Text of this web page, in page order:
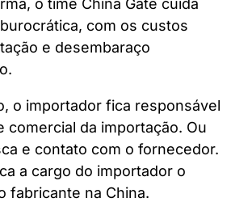
o time China Gate cuida
com os custos
e desembaraço
o importador fica responsável
comercial da importação. Ou
e contato com o fornecedor.
a cargo do importador o
fabricante na China.